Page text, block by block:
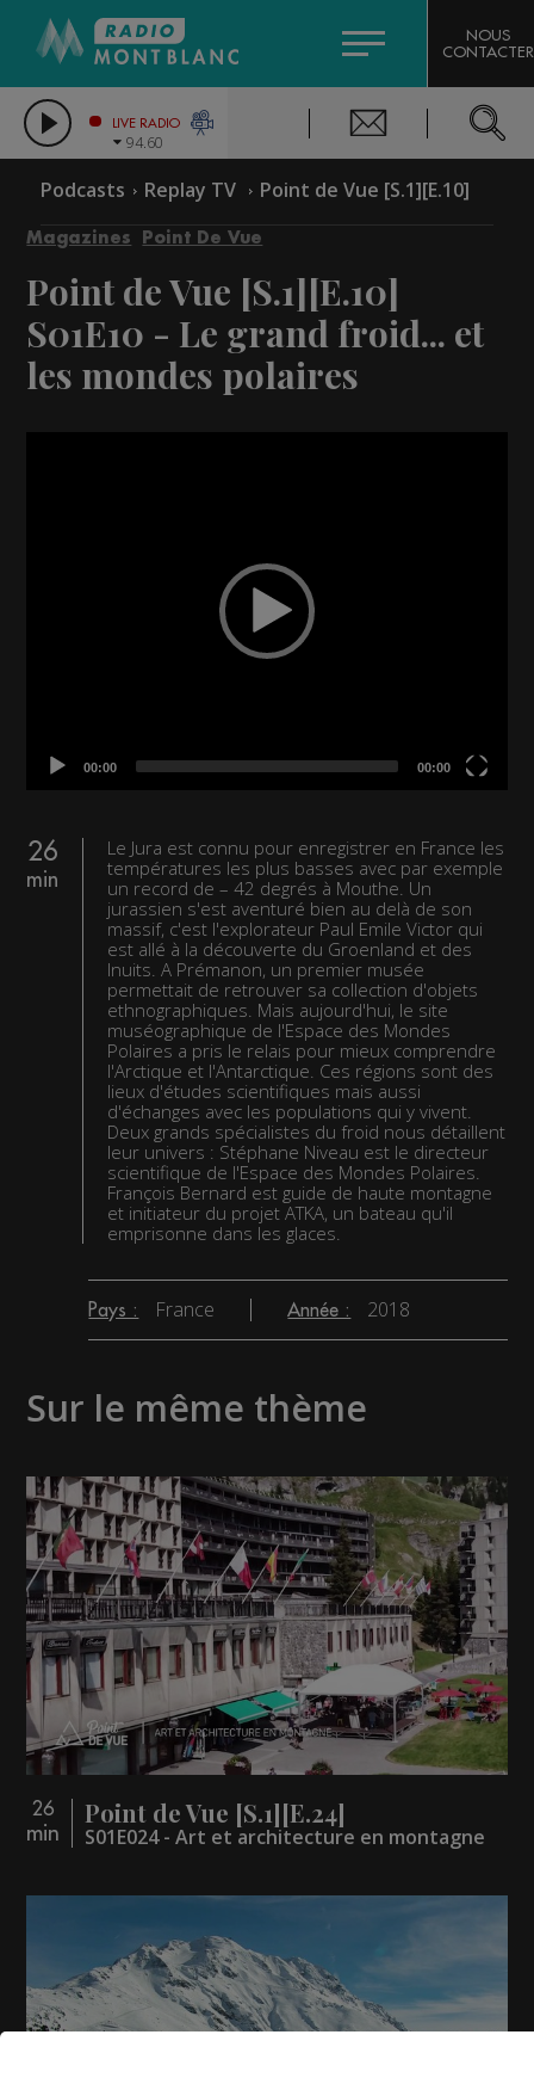
LES CHRONIQUES DE L'EXPERT
CITIZEN MACHINERY
GRAND MASSIF DOMAINES SKIABLES
COMPAGNIE DU MONT-BLANC
NOUS
CONTACTER
LIVE RADIO
94.60
Podcasts Replay TV Point de Vue [S.1][E.10]
Magazines Point De Vue
Point de Vue [S.1][E.10]
S01E10 - Le grand froid... et
les mondes polaires
00:00 00:00
26
min
Le Jura est connu pour enregistrer en France les
températures les plus basses avec par exemple
un record de – 42 degrés à Mouthe. Un
jurassien s'est aventuré bien au delà de son
massif, c'est l'explorateur Paul Emile Victor qui
est allé à la découverte du Groenland et des
Inuits. A Prémanon, un premier musée
permettait de retrouver sa collection d'objets
ethnographiques. Mais aujourd'hui, le site
muséographique de l'Espace des Mondes
Polaires a pris le relais pour mieux comprendre
l'Arctique et l'Antarctique. Ces régions sont des
lieux d'études scientifiques mais aussi
d'échanges avec les populations qui y vivent.
Deux grands spécialistes du froid nous détaillent
leur univers : Stéphane Niveau est le directeur
scientifique de l'Espace des Mondes Polaires.
François Bernard est guide de haute montagne
et initiateur du projet ATKA, un bateau qu'il
emprisonne dans les glaces.
Pays : France Année : 2018
Sur le même thème
26
min
Point de Vue [S.1][E.24]
S01E024 - Art et architecture en montagne